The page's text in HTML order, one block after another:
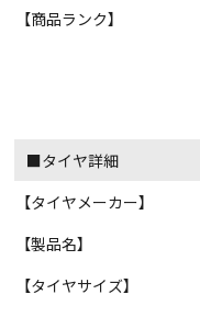
【商品ランク】
■タイヤ詳細
【タイヤメーカー】
【製品名】
【タイヤサイズ】